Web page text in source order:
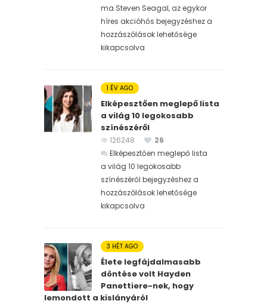
ma Steven Seagal, az egykor
híres akcióhős bejegyzéshez a
hozzászólások lehetősége
kikapcsolva
1 ÉV AGO
Elképesztően meglepő lista
a világ 10 legokosabb
színészéről
126248
26
Elképesztően meglepő lista
a világ 10 legokosabb
színészéről bejegyzéshez a
hozzászólások lehetősége
kikapcsolva
3 HÉT AGO
Élete legfájdalmasabb
döntése volt Hayden
Panettiere-nek, hogy
lemondott a kislányáról